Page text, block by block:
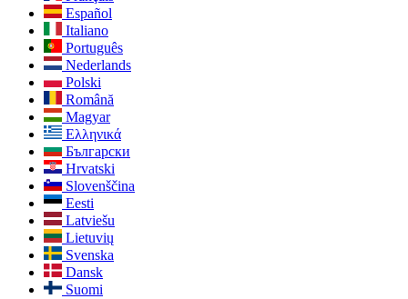
Español
Italiano
Português
Nederlands
Polski
Română
Magyar
Ελληνικά
Български
Hrvatski
Slovenščina
Eesti
Latviešu
Lietuvių
Svenska
Dansk
Suomi